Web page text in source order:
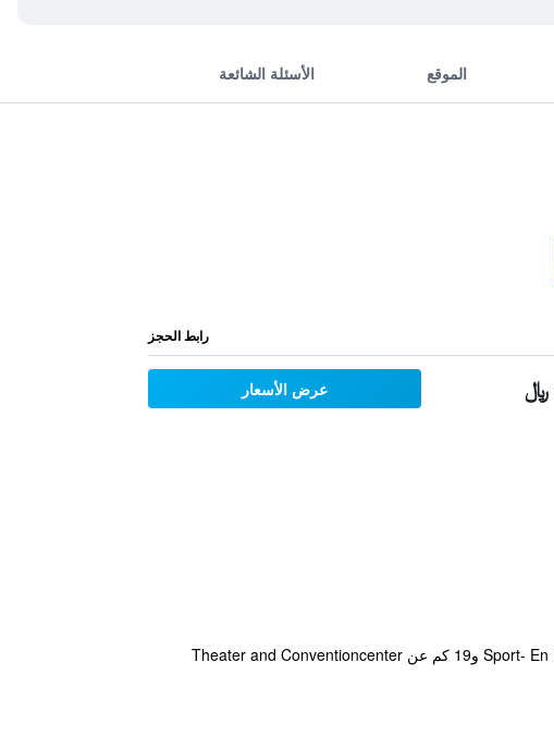
الموقع الأسئلة الشائعة
رابط الحجز
عرض الأسعار
يقع مكان إقامة "Erve Dikkeboer" في Bathmen حيث يبعد مسافة 8.8 كم عن Sport- En Recreatiecentrum De Scheg و19 كم عن Theater and Conventioncenter